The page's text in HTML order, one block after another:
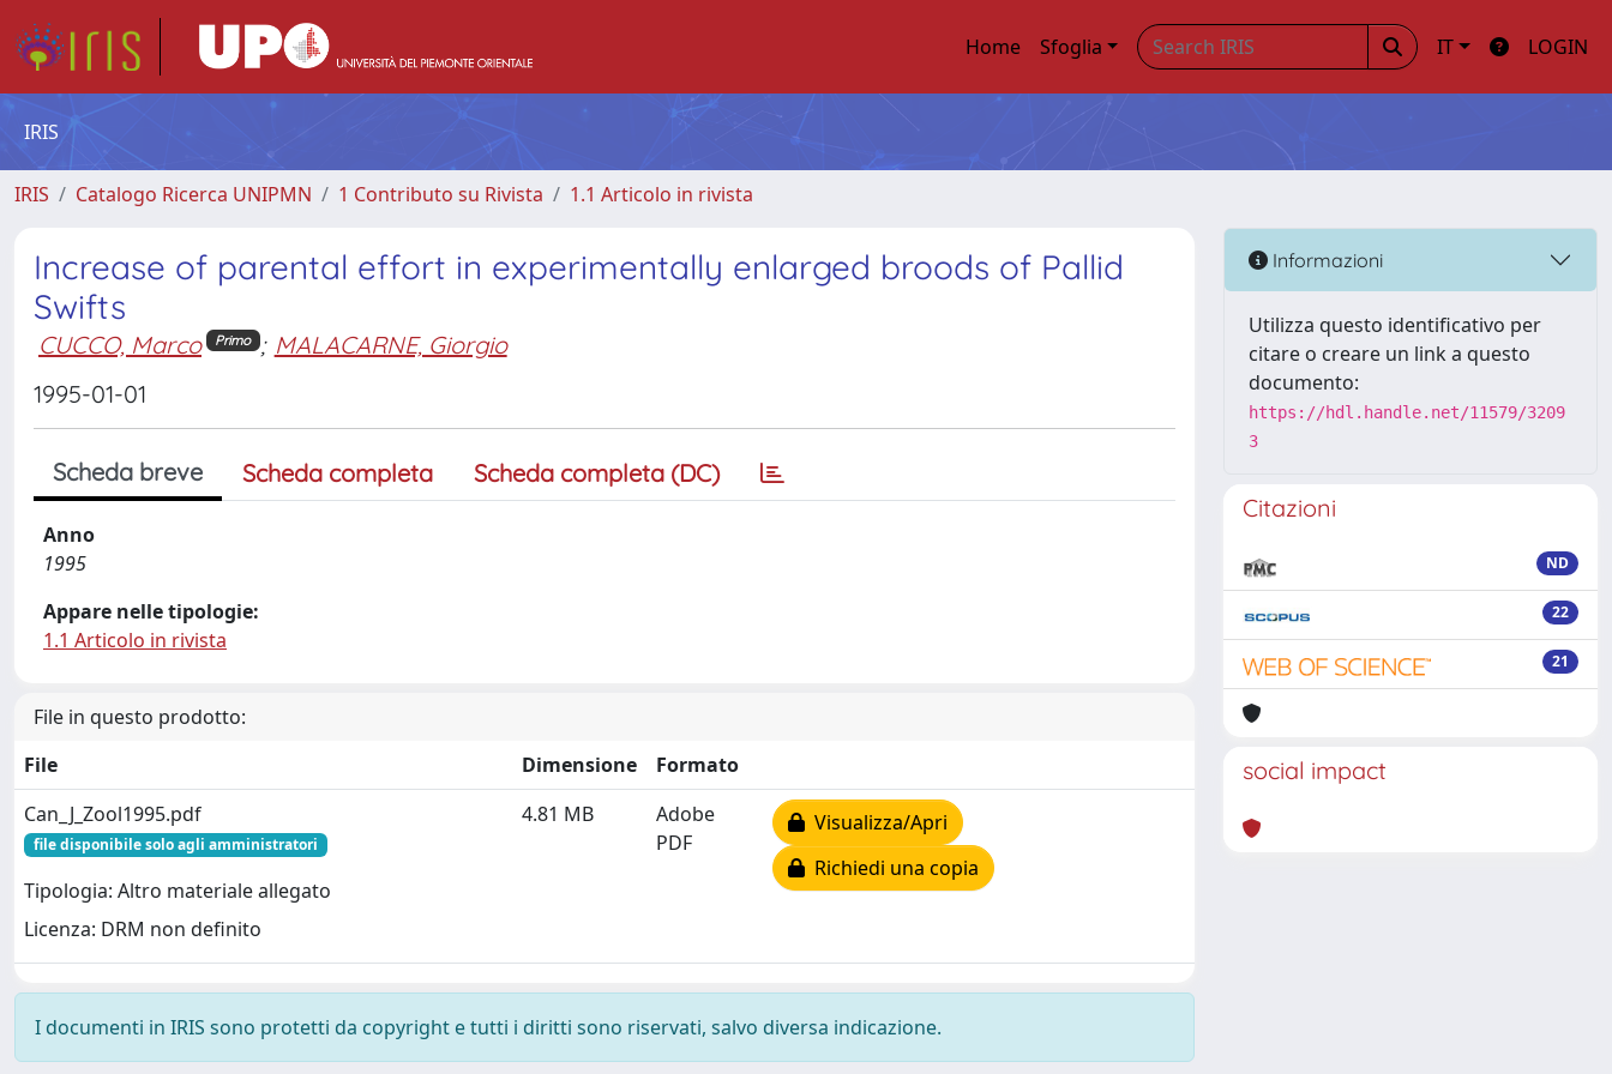
Home Sfoglia IT LOGIN
IRIS
IRIS Catalogo Ricerca UNIPMN 1 Contributo su Rivista 1.1 Articolo in rivista
Increase of parental effort in experimentally enlarged broods of Pallid
Swifts
CUCCO, Marco Primo ; MALACARNE, Giorgio
1995-01-01
Scheda breve Scheda completa Scheda completa (DC)
Anno
1995
Appare nelle tipologie:
1.1 Articolo in rivista
File in questo prodotto:
File
Dimensione
Formato
Can_J_Zool1995.pdf
file disponibile solo agli amministratori
Tipologia: Altro materiale allegato
Licenza: DRM non definito
4.81 MB
Adobe
PDF
Visualizza/Apri
Richiedi una copia
I documenti in IRIS sono protetti da copyright e tutti i diritti sono riservati, salvo diversa indicazione.
Informazioni
Utilizza questo identificativo per
citare o creare un link a questo
documento:
https://hdl.handle.net/11579/3209
3
Citazioni
ND
22
21
social impact